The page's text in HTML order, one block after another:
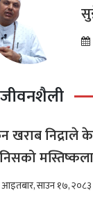
जीवनशैली
खराब निद्राले
गर्छ ?
आइतबार, साउन १७, २०८३